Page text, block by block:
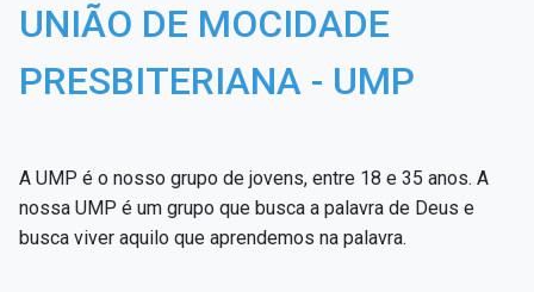
UNIÃO DE MOCIDADE
PRESBITERIANA - UMP
A UMP é o nosso grupo de jovens, entre 18 e 35 anos. A
nossa UMP é um grupo que busca a palavra de Deus e
busca viver aquilo que aprendemos na palavra.